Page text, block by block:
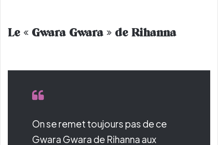
Le « Gwara Gwara » de Rihanna
On se remet toujours pas de ce
Gwara Gwara de Rihanna aux